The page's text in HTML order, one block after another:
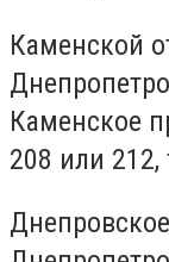
Каменской
Каменское
208 или 212,